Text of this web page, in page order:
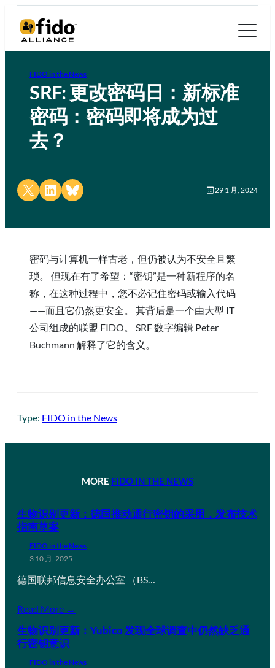
FIDO in the News
SRF: 更改密码日：新标准
密码：密码即将成为过
去？
Share on X Share on LinkedIn
Share on Bluesky 29 1 月, 2024
密码与计算机一样古老，但仍被认为不安全且繁
琐。 但现在有了希望：“密钥”是一种新程序的名
称，在这种过程中，您不必记住密码或输入代码
——而且它仍然更安全。 其背后是一个由大型 IT
公司组成的联盟 FIDO。 SRF 数字编辑 Peter
Buchmann 解释了它的含义。
Type: FIDO in the News
MORE FIDO IN THE NEWS
生物识别更新：德国推动通行密钥的采用，发布技术
指南草案
FIDO in the News
3 10 月, 2025
德国联邦信息安全办公室 （BS…
Read More →
生物识别更新：Yubico 发现全球调查中仍然缺乏通
行密钥意识
FIDO in the News